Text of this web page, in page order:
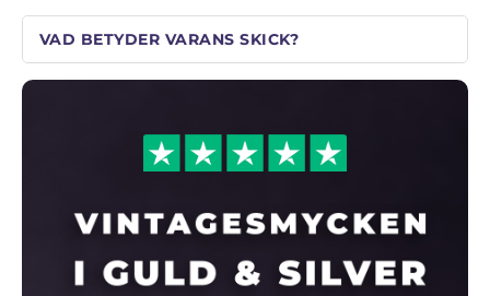
VAD BETYDER VARANS SKICK?